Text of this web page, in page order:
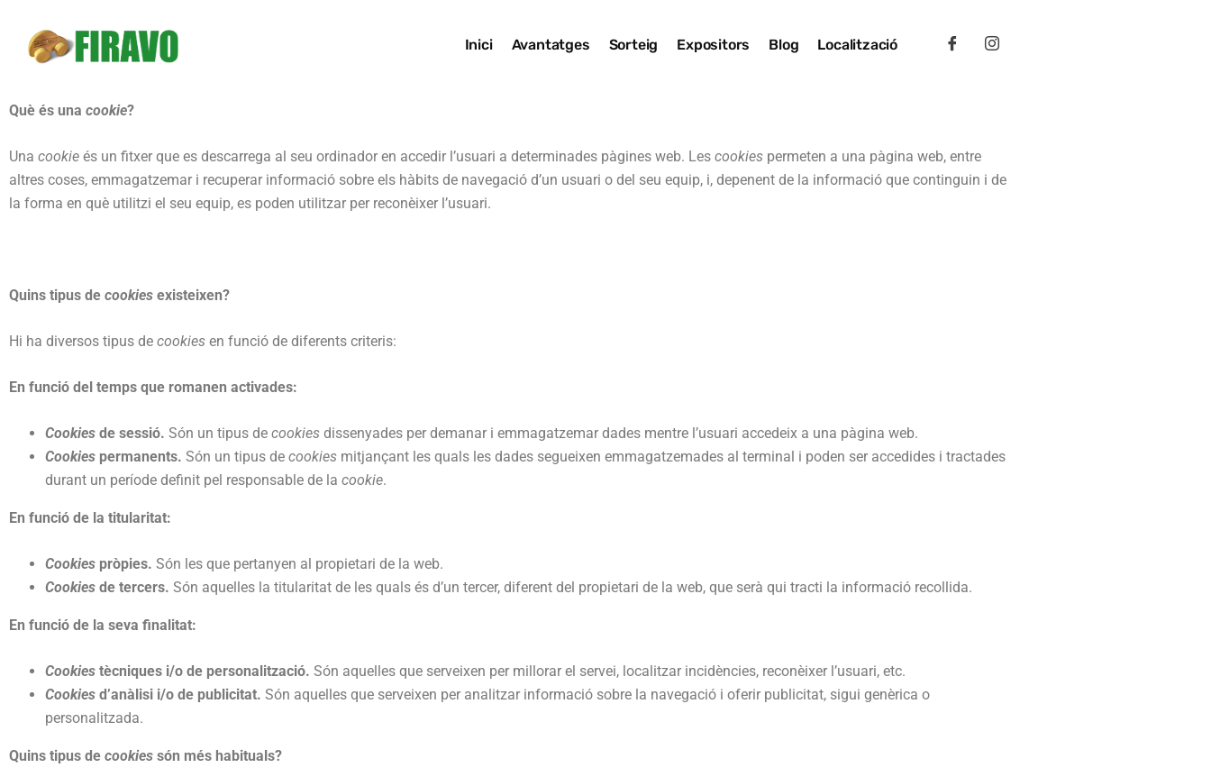
Inici Avantatges Sorteig Expositors Blog Localització
Què és una cookie?
Una cookie és un fitxer que es descarrega al seu ordinador en accedir l’usuari a determinades pàgines web. Les cookies permeten a una pàgina web, entre
altres coses, emmagatzemar i recuperar informació sobre els hàbits de navegació d’un usuari o del seu equip, i, depenent de la informació que continguin i de
la forma en què utilitzi el seu equip, es poden utilitzar per reconèixer l’usuari.
Quins tipus de cookies existeixen?
Hi ha diversos tipus de cookies en funció de diferents criteris:
En funció del temps que romanen activades:
Cookies de sessió. Són un tipus de cookies dissenyades per demanar i emmagatzemar dades mentre l’usuari accedeix a una pàgina web.
Cookies permanents. Són un tipus de cookies mitjançant les quals les dades segueixen emmagatzemades al terminal i poden ser accedides i tractades
durant un període definit pel responsable de la cookie.
En funció de la titularitat:
Cookies pròpies. Són les que pertanyen al propietari de la web.
Cookies de tercers. Són aquelles la titularitat de les quals és d’un tercer, diferent del propietari de la web, que serà qui tracti la informació recollida.
En funció de la seva finalitat:
Cookies tècniques i/o de personalització. Són aquelles que serveixen per millorar el servei, localitzar incidències, reconèixer l’usuari, etc.
Cookies d’anàlisi i/o de publicitat. Són aquelles que serveixen per analitzar informació sobre la navegació i oferir publicitat, sigui genèrica o
personalitzada.
Quins tipus de cookies són més habituals?